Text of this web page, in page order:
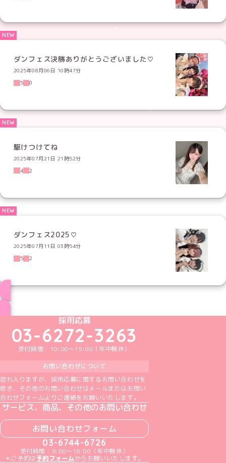
ダンフェス決勝ありがとうございました♡
2025年08月06日 10時47分
5
0
駆けつけてね
2025年07月21日 21時52分
4
2
ダンフェス2025♡
2025年07月11日 03時54分
5
2
めいどりーみんTikTok公式アカウント
めいどりーみんX公式アカウント
めいどりーみんInstagram公式アカウント
めいどりーみんFacebook公式アカウン
めいどりーみんYouTube公式アカ
採用応募
03-6272-3263
受付時間：10:00～19:00（年中無休）
お問い合わせについて
恐れ入りますが、採用応募に関するお問い合わせを
除き、その他のお問い合わせはメールまたはお問い
合わせフォームよりご連絡をお願いいたします。
サービス、商品、その他のお問い合わせ
お問い合わせフォーム
03-6744-6726
受付時間：9:00～18:00（年中無休）
＊ご予約は予約フォームからお願いいたします。